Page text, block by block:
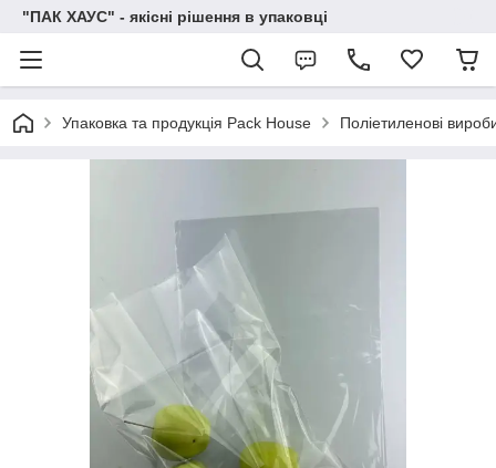
"ПАК ХАУС" - якісні рішення в упаковці
Упаковка та продукція Pack House Поліетиленові